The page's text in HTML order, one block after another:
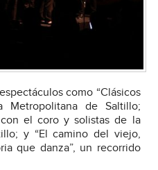
como “Clásicos
Metropolitana de Saltillo;
con el coro y solistas de la
y “El camino del viejo,
que danza”, un recorrido